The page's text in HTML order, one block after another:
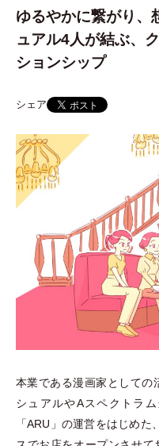
ゆるやかに繋がり、
ュアル4人が結ぶ、
ションシップ
シェア
本業である漫画家としての
シュアルやAスペクトラ
「ARU 」 の運営をはじめた